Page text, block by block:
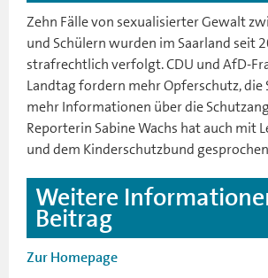
Zehn Fälle von sexualisierter Gewalt
und Schülern wurden im Saarland seit
strafrechtlich verfolgt. CDU und AfD-
Landtag fordern mehr Opferschutz, die
mehr Informationen über die
Reporterin Sabine Wachs hat auch mit
und dem Kinderschutzbund
Weitere
Beitrag
Zur Homepage